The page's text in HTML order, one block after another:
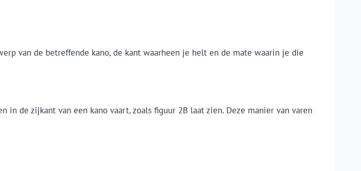
van de betreffende kano, de kant waarheen je helt en de mate waarin je die
de zijkant van een kano vaart, zoals figuur 2B laat zien. Deze manier van varen